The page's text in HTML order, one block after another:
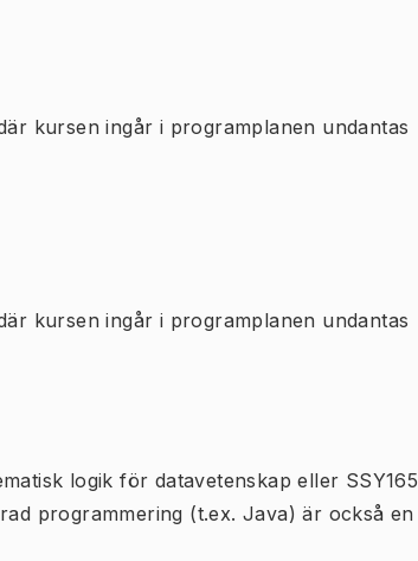
kursen ingår i programplanen undantas
kursen ingår i programplanen undantas
logik för datavetenskap eller SSY165
programmering (t.ex. Java) är också en